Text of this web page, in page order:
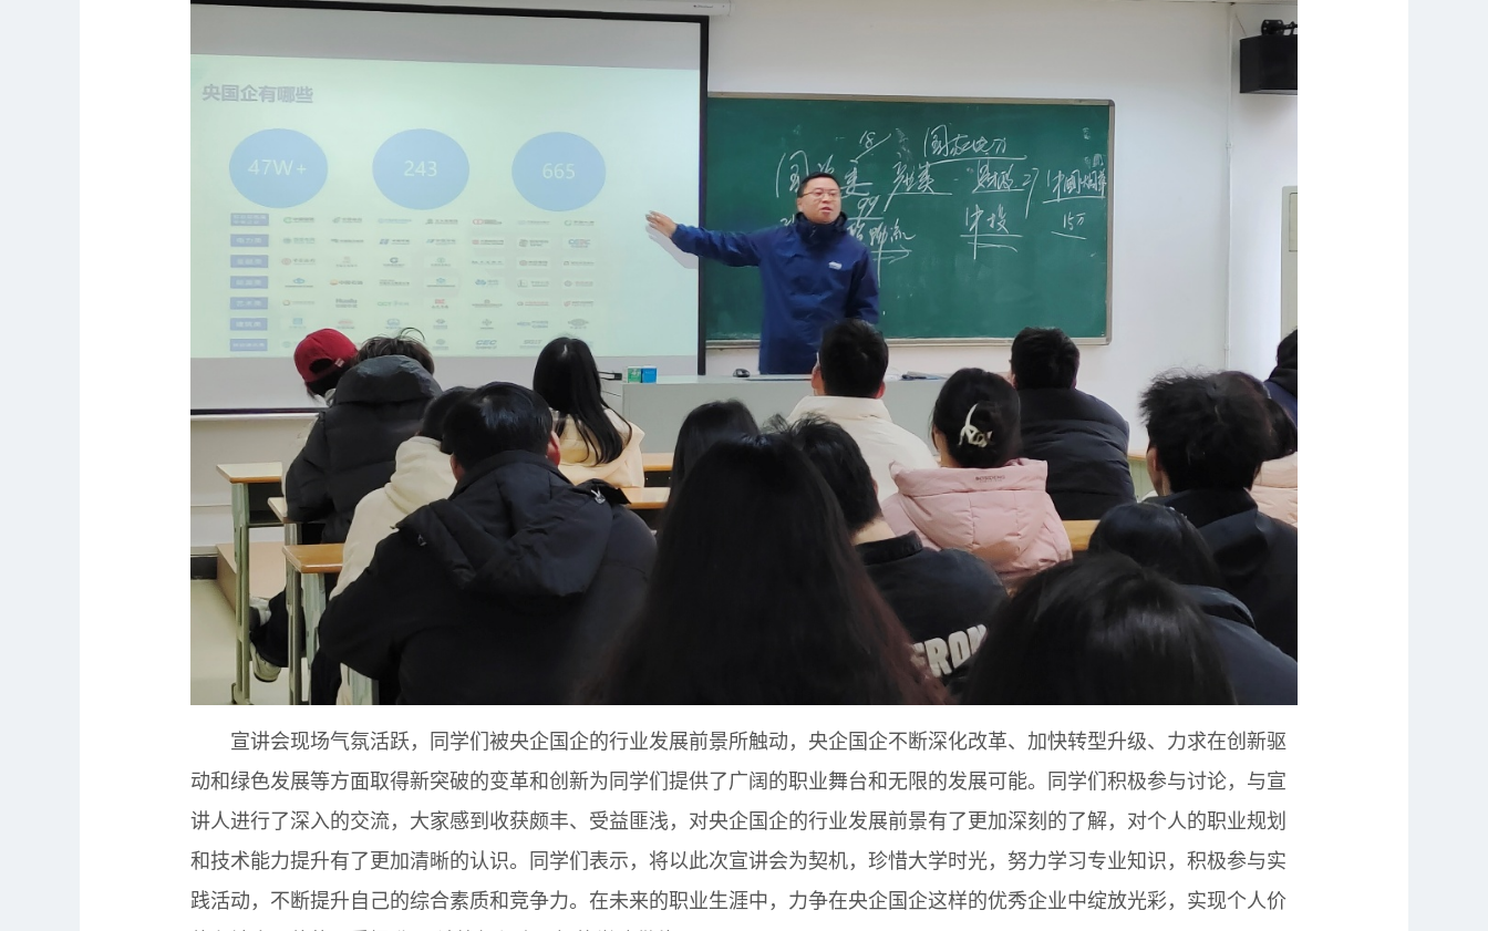
宣讲会现场气氛活跃，同学们被央企国企的行业发展前景所触动，央企国企不断深化改革、加快转型升级、力求在创新驱
动和绿色发展等方面取得新突破的变革和创新为同学们提供了广阔的职业舞台和无限的发展可能。同学们积极参与讨论，与宣
讲人进行了深入的交流，大家感到收获颇丰、受益匪浅，对央企国企的行业发展前景有了更加深刻的了解，对个人的职业规划
和技术能力提升有了更加清晰的认识。同学们表示，将以此次宣讲会为契机，珍惜大学时光，努力学习专业知识，积极参与实
践活动，不断提升自己的综合素质和竞争力。在未来的职业生涯中，力争在央企国企这样的优秀企业中绽放光彩，实现个人价